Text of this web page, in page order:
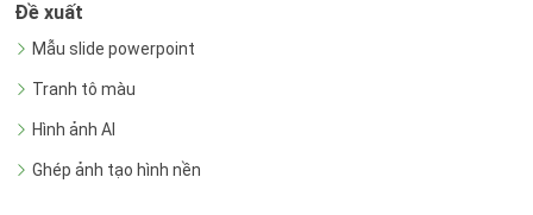
Đề xuất
Mẫu slide powerpoint
Tranh tô màu
Hình ảnh AI
Ghép ảnh tạo hình nền